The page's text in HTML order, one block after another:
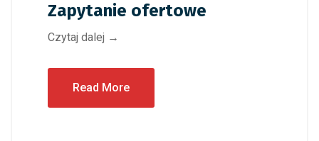
Zapytanie ofertowe
Czytaj dalej →
Read More